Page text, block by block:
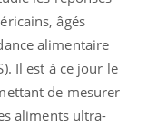
âgés
alimentaire
Il est à ce jour le
de mesurer
aliments ultra-